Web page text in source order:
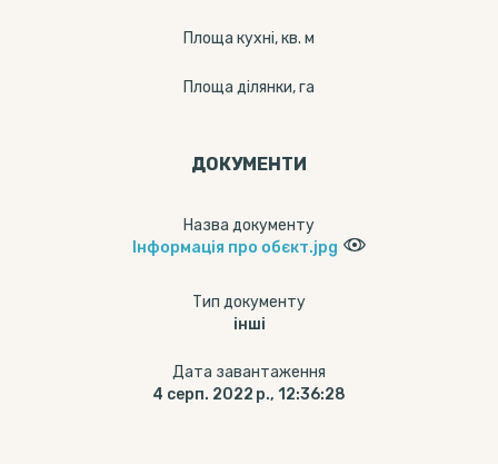
Площа кухні, кв. м
Площа ділянки, га
ДОКУМЕНТИ
Назва документу
Інформація про обєкт.jpg
Тип документу
інші
Дата завантаження
4 серп. 2022 р., 12:36:28